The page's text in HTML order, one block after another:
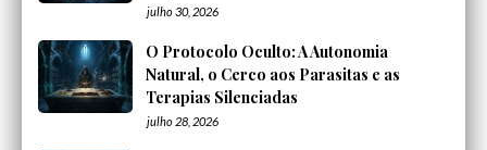
julho 30, 2026
O Protocolo Oculto: A Autonomia
Natural, o Cerco aos Parasitas e as
Terapias Silenciadas
julho 28, 2026